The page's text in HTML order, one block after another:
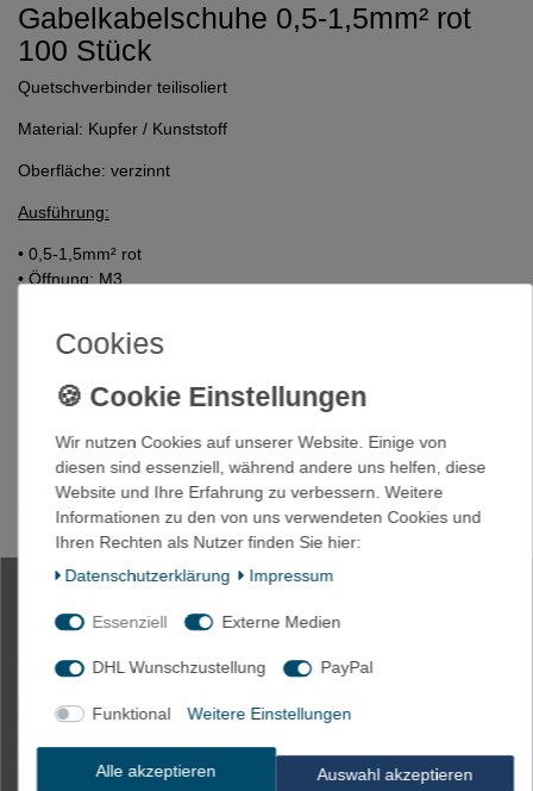
Gabelkabelschuhe 0,5-1,5mm² rot
100 Stück
Quetschverbinder teilisoliert
Material: Kupfer / Kunststoff
Oberfläche: verzinnt
Ausführung:
• 0,5-1,5mm² rot
• Öffnung: M3
1,5mm² M3 rot
Artikelnummer1758-1.5/M3
5,95 EUR*
Grundpreis0,06 € / Stück
Innerhalb 24h versandfertig. Lieferzeit max. 5 Tage**
Cookies
Wir nutzen Cookies auf unserer Website. Einige von
diesen sind essenziell, während andere uns helfen, diese
Website und Ihre Erfahrung zu verbessern. Weitere
Informationen zu den von uns verwendeten Cookies und
Ihren Rechten als Nutzer finden Sie hier:
Daten­schutz­erklärung
Impressum
Essenziell Externe Medien
DHL Wunschzustellung PayPal
Funktional Weitere Einstellungen
Alle akzeptieren Auswahl akzeptieren